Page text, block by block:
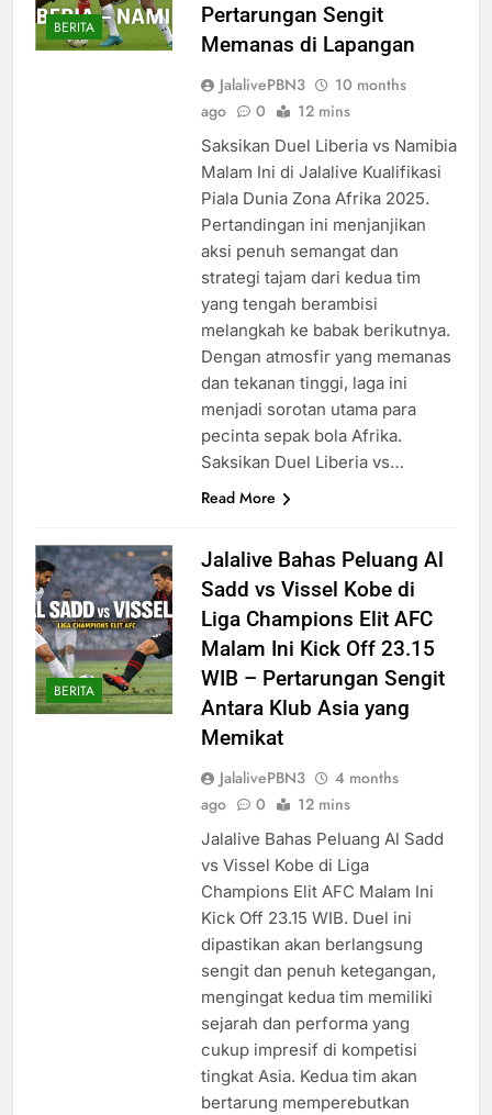
BERITA
Pertarungan Sengit
Memanas di Lapangan
JalalivePBN3
10 months
ago
0 12 mins
Saksikan Duel Liberia vs Namibia
Malam Ini di Jalalive Kualifikasi
Piala Dunia Zona Afrika 2025.
Pertandingan ini menjanjikan
aksi penuh semangat dan
strategi tajam dari kedua tim
yang tengah berambisi
melangkah ke babak berikutnya.
Dengan atmosfir yang memanas
dan tekanan tinggi, laga ini
menjadi sorotan utama para
pecinta sepak bola Afrika.
Saksikan Duel Liberia vs…
Read More
BERITA
Jalalive Bahas Peluang Al
Sadd vs Vissel Kobe di
Liga Champions Elit AFC
Malam Ini Kick Off 23.15
WIB – Pertarungan Sengit
Antara Klub Asia yang
Memikat
JalalivePBN3
4 months
ago
0 12 mins
Jalalive Bahas Peluang Al Sadd
vs Vissel Kobe di Liga
Champions Elit AFC Malam Ini
Kick Off 23.15 WIB. Duel ini
dipastikan akan berlangsung
sengit dan penuh ketegangan,
mengingat kedua tim memiliki
sejarah dan performa yang
cukup impresif di kompetisi
tingkat Asia. Kedua tim akan
bertarung memperebutkan